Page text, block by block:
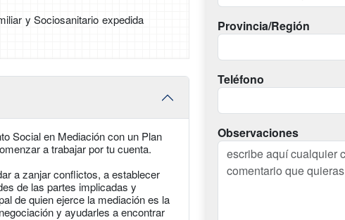
y Sociosanitario expedida
Social en Mediación con un Plan
a trabajar por tu cuenta.
a zanjar conflictos, a establecer
de las partes implicadas y
de quien ejerce la mediación es la
y ayudarles a encontrar
Provincia/Región
Teléfono
Observaciones